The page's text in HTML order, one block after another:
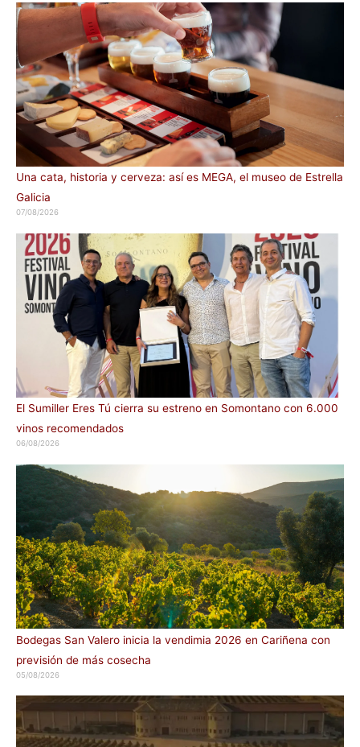
Una cata, historia y cerveza: así es MEGA, el museo de Estrella
Galicia
07/08/2026
El Sumiller Eres Tú cierra su estreno en Somontano con 6.000
vinos recomendados
06/08/2026
Bodegas San Valero inicia la vendimia 2026 en Cariñena con
previsión de más cosecha
05/08/2026